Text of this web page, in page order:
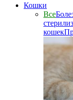
Кошки
Все
кошек